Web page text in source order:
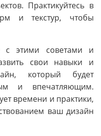
Практикуйтесь в
и текстур, чтобы
с этими советами и
свои навыки и
который будет
и впечатляющим.
времени и практики,
ваш дизайн